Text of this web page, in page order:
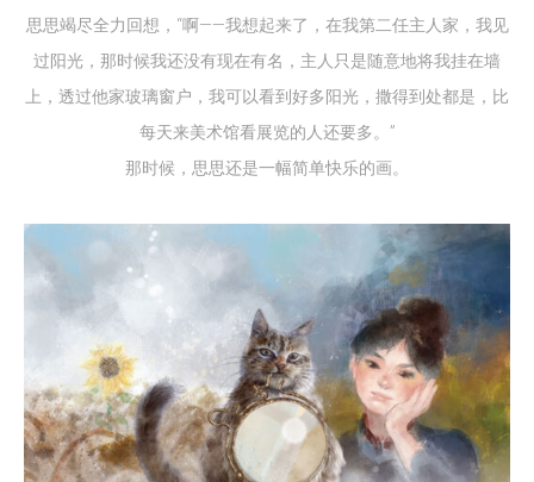
思思竭尽全力回想，“啊——我想起来了，在我第二任主人家，我见
过阳光，那时候我还没有现在有名，主人只是随意地将我挂在墙
上，透过他家玻璃窗户，我可以看到好多阳光，撒得到处都是，比
每天来美术馆看展览的人还要多。”
那时候，思思还是一幅简单快乐的画。